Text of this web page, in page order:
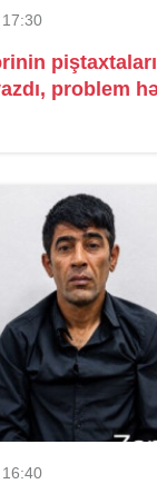
piştaxtaları
problem